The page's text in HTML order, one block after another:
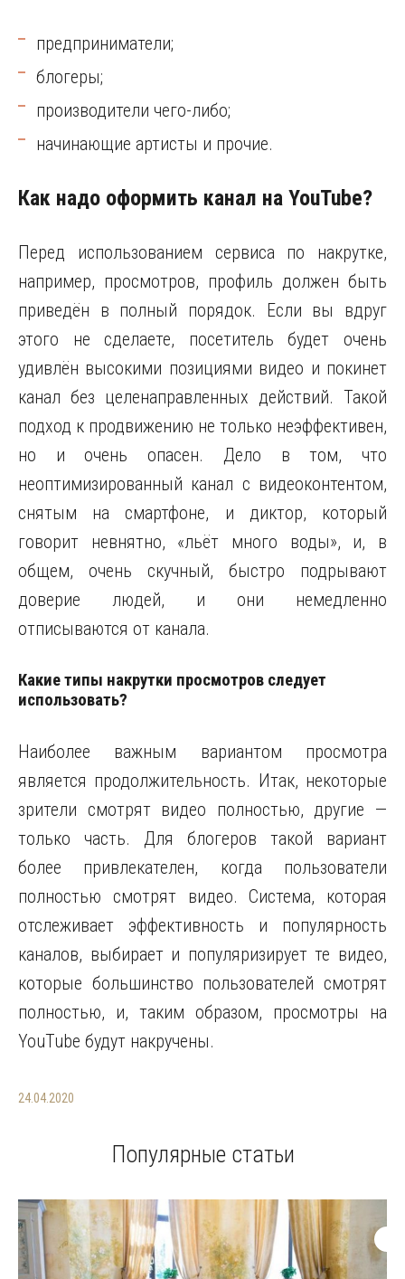
предприниматели;
блогеры;
производители чего-либо;
начинающие артисты и прочие.
Как надо оформить канал на YouTube?
Перед использованием сервиса по накрутке,
например, просмотров, профиль должен быть
приведён в полный порядок. Если вы вдруг
этого не сделаете, посетитель будет очень
удивлён высокими позициями видео и покинет
канал без целенаправленных действий. Такой
подход к продвижению не только неэффективен,
но и очень опасен. Дело в том, что
неоптимизированный канал с видеоконтентом,
снятым на смартфоне, и диктор, который
говорит невнятно, «льёт много воды», и, в
общем, очень скучный, быстро подрывают
доверие людей, и они немедленно
отписываются от канала.
Какие типы накрутки просмотров следует
использовать?
Наиболее важным вариантом просмотра
является продолжительность. Итак, некоторые
зрители смотрят видео полностью, другие —
только часть. Для блогеров такой вариант
более привлекателен, когда пользователи
полностью смотрят видео. Система, которая
отслеживает эффективность и популярность
каналов, выбирает и популяризирует те видео,
которые большинство пользователей смотрят
полностью, и, таким образом, просмотры на
YouTube будут накручены.
24.04.2020
Популярные статьи